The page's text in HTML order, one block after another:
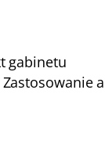
gabinetu
Zastosowanie